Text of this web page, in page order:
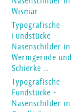
Wismar …
Typografische
Fundstücke -
Nasenschilder in
Wernigerode und
Schierke …
Typografische
Fundstücke -
Nasenschilder in